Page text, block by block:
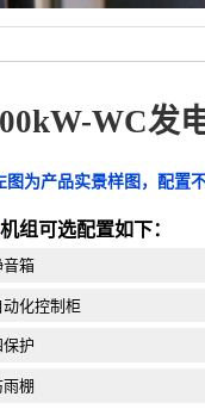
WC发
图为产品实景样图，配置
机组可选配置如下：
音箱
动化控制柜
保护
雨棚